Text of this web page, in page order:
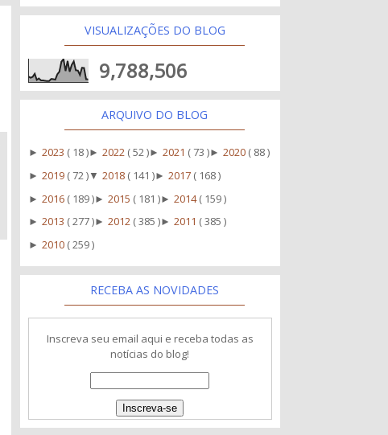
VISUALIZAÇÕES DO BLOG
9,788,506
ARQUIVO DO BLOG
►2023 ( 18 )►2022 ( 52 )►2021 ( 73 )►2020 ( 88 )
►2019 ( 72 ) ▼2018 ( 141 )►2017 ( 168 )
►2016 ( 189 )►2015 ( 181 )►2014( 159 )
►2013 ( 277 )►2012 ( 385 )►2011 ( 385 )
►2010 ( 259 )
RECEBA AS NOVIDADES
Inscreva seu email aqui e receba todas as
notícias do blog!